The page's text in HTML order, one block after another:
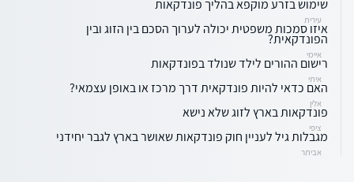
שימוש בזרע מוקפא בהליך פונדקאות
עירית
איזו סמכות משפטית יכולה לערוך הסכם בין הזוג ובין
הפונדקאית?
איימי
רישום ההורים לילד שנולד בפונדקאות
איתי
האם כדאי להיות פונדקאית דרך מרכז או באופן עצמאי?
אלין
פונדקאות בארץ לזוג שלא נישא
ציפי
מגבלות גיל לעניין חוק פונדקאות שאושר בארץ לגבר יחידני
אביתר